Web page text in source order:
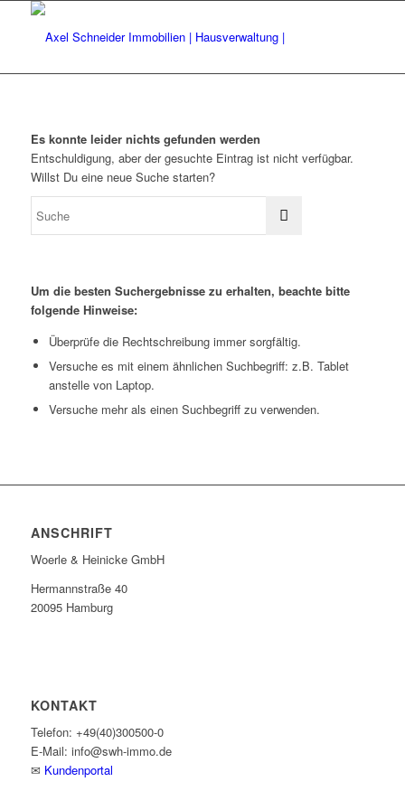
Es konnte leider nichts gefunden werden
Entschuldigung, aber der gesuchte Eintrag ist nicht verfügbar.
Willst Du eine neue Suche starten?
Um die besten Suchergebnisse zu erhalten, beachte bitte
folgende Hinweise:
Überprüfe die Rechtschreibung immer sorgfältig.
Versuche es mit einem ähnlichen Suchbegriff: z.B. Tablet
anstelle von Laptop.
Versuche mehr als einen Suchbegriff zu verwenden.
ANSCHRIFT
Woerle & Heinicke GmbH
Hermannstraße 40
20095 Hamburg
KONTAKT
Telefon: +49(40)300500-0
E-Mail: info@swh-immo.de
✉ Kundenportal